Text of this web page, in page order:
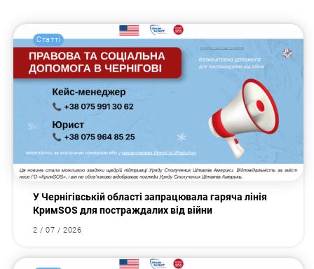
Статті
У Чернігівській області запрацювала гаряча лінія
КримSOS для постраждалих від війни
2 / 07 / 2026